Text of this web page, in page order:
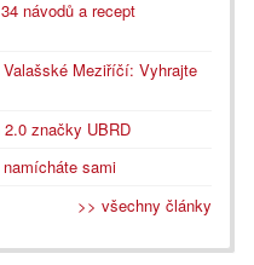
návodů a recept
Meziříčí: Vyhrajte
značky UBRD
sami
>> všechny články